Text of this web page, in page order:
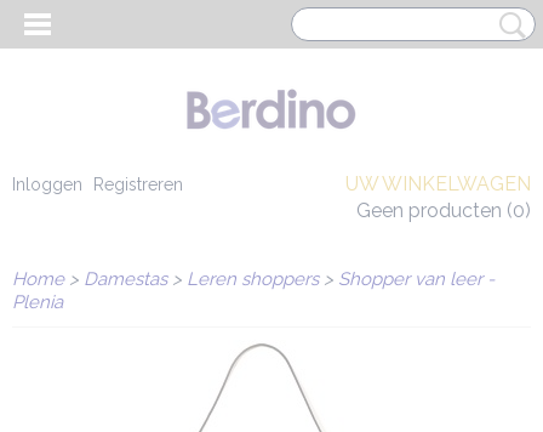
Inloggen Registreren
UW WINKELWAGEN
Geen producten (0)
Home> Damestas> Leren shoppers> Shopper van leer -
Plenia